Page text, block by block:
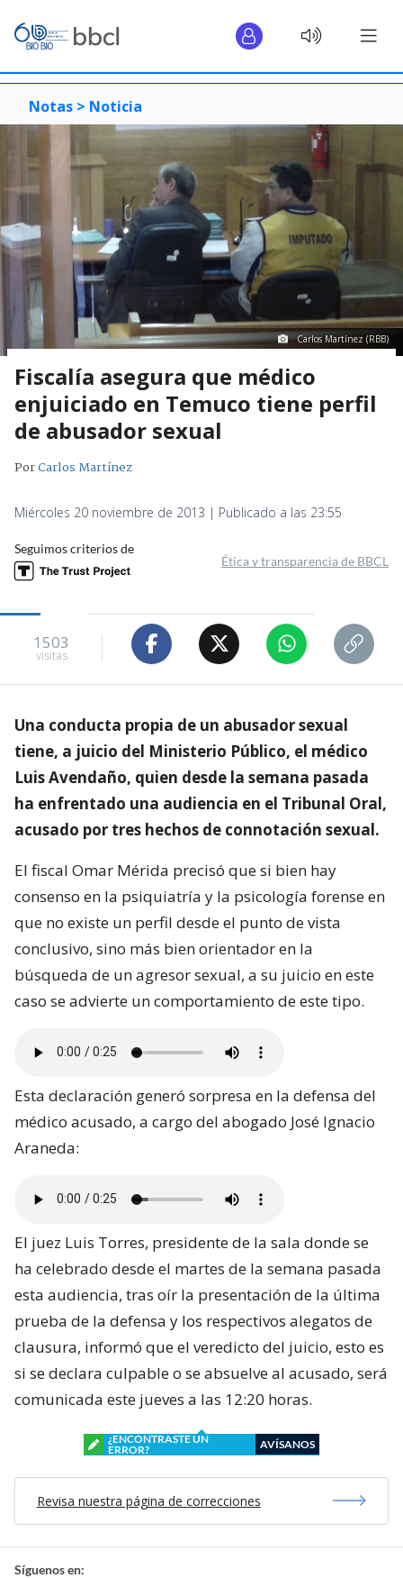
Notas > Noticia
Carlos Martínez (RBB)
Fiscalía asegura que médico
enjuiciado en Temuco tiene perfil
de abusador sexual
PorCarlos Martínez
Miércoles 20 noviembre de 2013 | Publicado a las 23:55
Seguimos criterios de
Ética y transparencia de BBCL
1503
visitas
Una conducta propia de un abusador sexual
tiene, a juicio del Ministerio Público, el médico
Luis Avendaño, quien desde la semana pasada
ha enfrentado una audiencia en el Tribunal Oral,
acusado por tres hechos de connotación sexual.
El fiscal Omar Mérida precisó que si bien hay
consenso en la psiquiatría y la psicología forense en
que no existe un perfil desde el punto de vista
conclusivo, sino más bien orientador en la
búsqueda de un agresor sexual, a su juicio en este
caso se advierte un comportamiento de este tipo.
Esta declaración generó sorpresa en la defensa del
médico acusado, a cargo del abogado José Ignacio
Araneda:
El juez Luis Torres, presidente de la sala donde se
ha celebrado desde el martes de la semana pasada
esta audiencia, tras oír la presentación de la última
prueba de la defensa y los respectivos alegatos de
clausura, informó que el veredicto del juicio, esto es
si se declara culpable o se absuelve al acusado, será
comunicada este jueves a las 12:20 horas.
¿ENCONTRASTE UN
ERROR?
AVÍSANOS
Revisa nuestra página de correcciones
Síguenos en: